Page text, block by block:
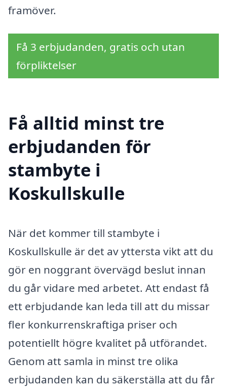
framöver.
Få 3 erbjudanden, gratis och utan
förpliktelser
Få alltid minst tre
erbjudanden för
stambyte i
Koskullskulle
När det kommer till stambyte i
Koskullskulle är det av yttersta vikt att du
gör en noggrant övervägd beslut innan
du går vidare med arbetet. Att endast få
ett erbjudande kan leda till att du missar
fler konkurrenskraftiga priser och
potentiellt högre kvalitet på utförandet.
Genom att samla in minst tre olika
erbjudanden kan du säkerställa att du får